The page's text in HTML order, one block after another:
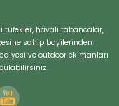
tüfekler, havalı tabancalar,
sahip bayilerinden
ve outdoor ekimanları